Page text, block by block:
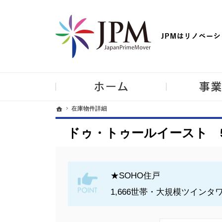
ホーム
在庫物件詳細
ドゥ・トゥールイースト
★SOHO住戸
1,666世帯・大規模ツインタ
ホーム
在庫物件詳細